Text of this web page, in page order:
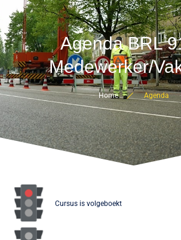
Agenda BRL
Medewerker/
Home Agenda
Cursus is volgeboekt